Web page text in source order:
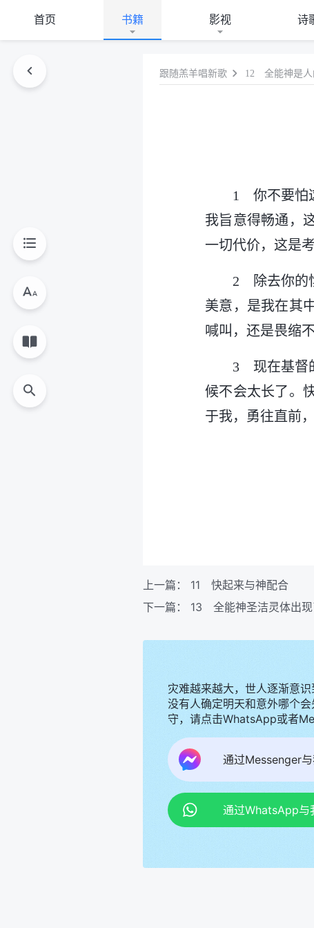
首页 书籍 影视 诗
跟随羔羊唱新歌 12 全能神是人
1 你不要怕
我旨意得畅通，
一切代价，这是
2 除去你的
美意，是我在其
喊叫，还是畏缩
3 现在基督
候不会太长了。
于我，勇往直前
上一篇： 11 快起来与神配合
下一篇： 13 全能神圣洁灵体出现
灾难越来越大，世人逐渐意
没有人确定明天和意外哪个
守，请点击WhatsApp或者
通过Messenger
通过WhatsApp与